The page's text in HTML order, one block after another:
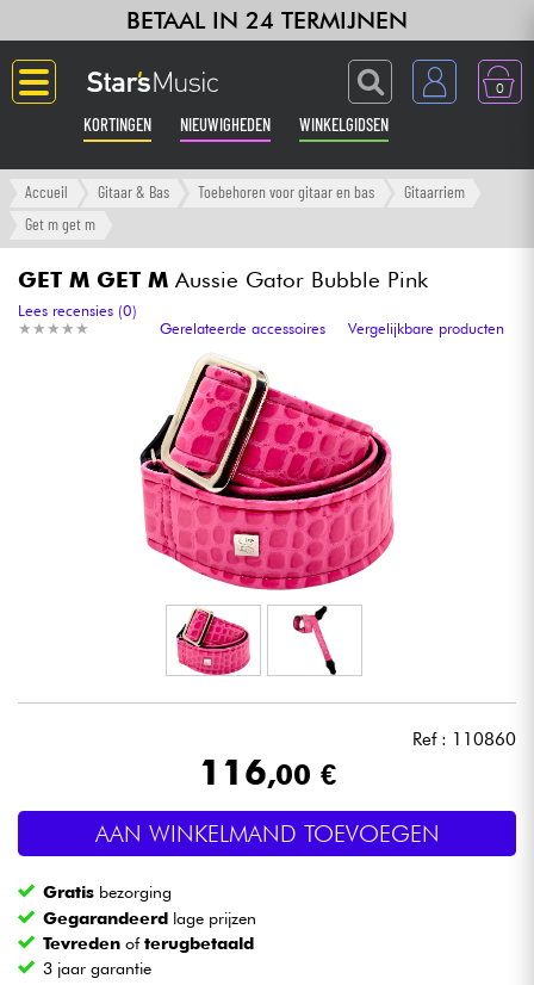
BETAAL IN 24 TERMIJNEN
0
KORTINGEN NIEUWIGHEDEN WINKELGIDSEN
Langue
Versterker & Effecten
Toetsenbord & Piano
Synths & samplers
Home-studio
Hoofdtelefoon
Licht
Blaasinstrument
Accueil Gitaar & Bas Toebehoren voor gitaar en bas
Gitaarriem
Get m get m
GET M GET M Aussie Gator Bubble Pink
★ ★ ★ ★ ★
★ ★ ★ ★ ★
Lees recensies (0)
Gerelateerde accessoires
Vergelijkbare producten
Ref : 110860
116,00 €
AAN WINKELMAND TOEVOEGEN
Gratis bezorging
Gegarandeerd lage prijzen
Tevreden ofterugbetaald
3 jaar garantie